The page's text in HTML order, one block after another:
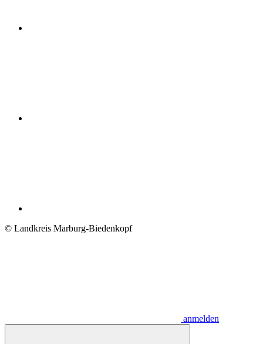
© Landkreis Marburg-Biedenkopf
anmelden